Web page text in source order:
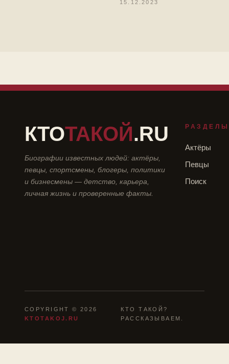
15.12.2023
КТОТАКОЙ.RU
Биографии известных людей: актёры,
певцы, спортсмены, блогеры, политики
и бизнесмены — детство, карьера,
личная жизнь и проверенные факты.
РАЗДЕЛЫ
Актёры
Певцы
Поиск
COPYRIGHT © 2026
KTOTAKOJ.RU
КТО ТАКОЙ?
РАССКАЗЫВАЕМ.